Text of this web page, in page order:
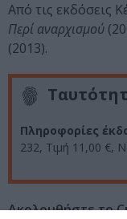
Από τις εκδόσεις
Περί αναρχισμού
(2013).
Πληροφορίες
232, Tιμή 11,00 €,
Ακολουθήστε το